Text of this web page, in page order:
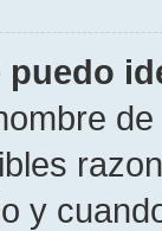
puedo
y